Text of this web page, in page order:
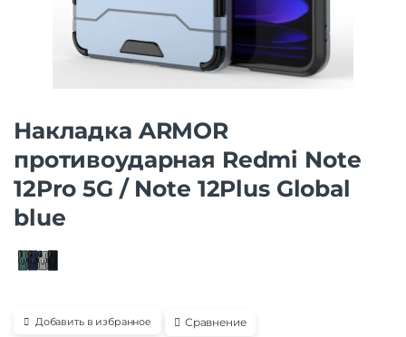
Накладка ARMOR
противоударная Redmi Note
12Pro 5G / Note 12Plus Global
blue
Добавить в избранное Сравнение